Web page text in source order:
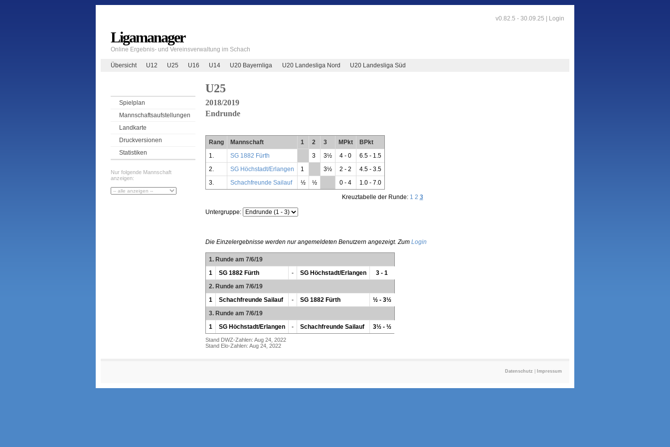
v0.82.5 - 30.09.25 | Login
Ligamanager
Online Ergebnis- und Vereinsverwaltung im Schach
Übersicht U12 U25 U16 U14 U20 Bayernliga U20 Landesliga Nord U20 Landesliga Süd
Spielplan
Mannschaftsaufstellungen
Landkarte
Druckversionen
Statistiken
Nur folgende Mannschaft
anzeigen:
U25
2018/2019
Endrunde
Rang Mannschaft 1 2 3 MPkt
BPkt
1.
SG 1882 Fürth 3 3½ 4 - 0
6.5 - 1.5
2.
SG Höchstadt/Erlangen 1 3½ 2 - 2
4.5 - 3.5
3.
Schachfreunde Sailauf ½ ½ 0 - 4 1.0 - 7.0
Kreuztabelle der Runde: 1 2 3
Untergruppe:
Die Einzelergebnisse werden nur angemeldeten Benutzern angezeigt. Zum Login
1. Runde am 7/6/19
1
SG 1882 Fürth - SG Höchstadt/Erlangen
3 - 1
2. Runde am 7/6/19
1
Schachfreunde Sailauf - SG 1882 Fürth
½ - 3½
3. Runde am 7/6/19
1
SG Höchstadt/Erlangen - Schachfreunde Sailauf 3½ - ½
Stand DWZ-Zahlen: Aug 24, 2022
Stand Elo-Zahlen: Aug 24, 2022
Datenschutz Impressum